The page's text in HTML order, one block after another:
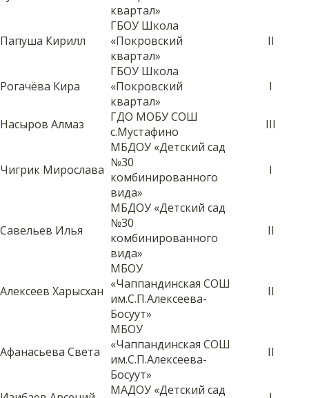
квартал»
Папуша Кирилл
ГБОУ Школа
«Покровский
квартал»
II
Рогачёва Кира
ГБОУ Школа
«Покровский
квартал»
I
Насыров Алмаз
ГДО МОБУ СОШ
с.Мустафино
III
Чигрик Мирослава
МБДОУ «Детский сад
№30
комбинированного
вида»
I
Савельев Илья
МБДОУ «Детский сад
№30
комбинированного
вида»
II
Алексеев Харысхан
МБОУ
«Чаппандинская СОШ
им.С.П.Алексеева-
Босуут»
II
Афанасьева Света
МБОУ
«Чаппандинская СОШ
им.С.П.Алексеева-
Босуут»
II
МАДОУ «Детский сад